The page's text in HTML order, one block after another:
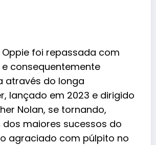
foi repassada com
consequentemente
através do longa
lançado em 2023 e dirigido
Nolan, se tornando,
dos maiores sucessos do
agraciado com púlpito no